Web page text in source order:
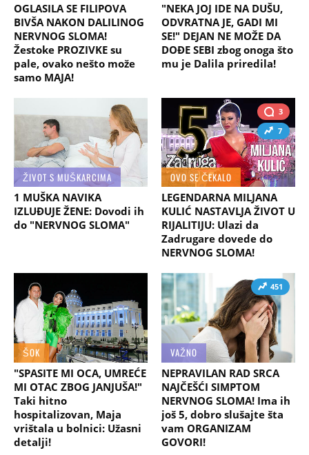
OGLASILA SE FILIPOVA
BIVŠA NAKON DALILINOG
NERVNOG SLOMA!
Žestoke PROZIVKE su
pale, ovako nešto može
samo MAJA!
"NEKA JOJ IDE NA DUŠU,
ODVRATNA JE, GADI MI
SE!" DEJAN NE MOŽE DA
DOĐE SEBI zbog onoga što
mu je Dalila priredila!
ŽIVOT S MUŠKARCIMA
1 MUŠKA NAVIKA
IZLUĐUJE ŽENE: Dovodi ih
do "NERVNOG SLOMA"
3
7
OVO SE ČEKALO
LEGENDARNA MILJANA
KULIĆ NASTAVLJA ŽIVOT U
RIJALITIJU: Ulazi da
Zadrugare dovede do
NERVNOG SLOMA!
ŠOK
"SPASITE MI OCA, UMREĆE
MI OTAC ZBOG JANJUŠA!"
Taki hitno
hospitalizovan, Maja
vrištala u bolnici: Užasni
detalji!
451
VAŽNO
NEPRAVILAN RAD SRCA
NAJČEŠĆI SIMPTOM
NERVNOG SLOMA! Ima ih
još 5, dobro slušajte šta
vam ORGANIZAM
GOVORI!